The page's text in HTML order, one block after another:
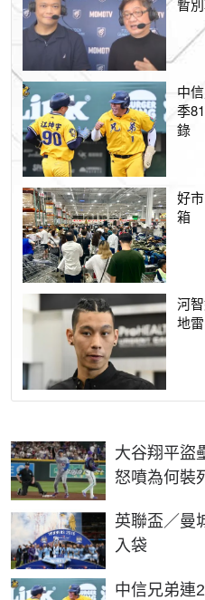
暫
中
季
錄
好
箱
河
地
大谷翔平盜
怒噴為何裝
英聯盃／曼
入袋
中信兄弟連